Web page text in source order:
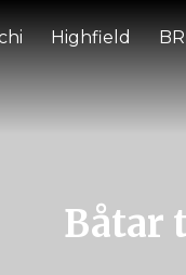
Highfield
Båtar